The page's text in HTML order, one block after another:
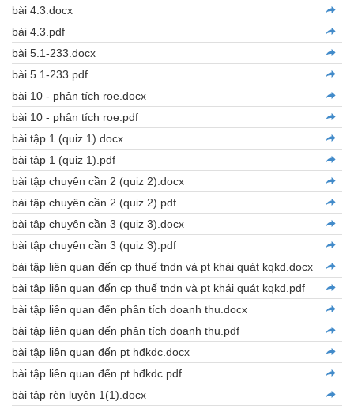
bài 4.3.docx
bài 4.3.pdf
bài 5.1-233.docx
bài 5.1-233.pdf
bài 10 - phân tích roe.docx
bài 10 - phân tích roe.pdf
bài tập 1 (quiz 1).docx
bài tập 1 (quiz 1).pdf
bài tập chuyên cần 2 (quiz 2).docx
bài tập chuyên cần 2 (quiz 2).pdf
bài tập chuyên cần 3 (quiz 3).docx
bài tập chuyên cần 3 (quiz 3).pdf
bài tập liên quan đến cp thuế tndn và pt khái quát kqkd.docx
bài tập liên quan đến cp thuế tndn và pt khái quát kqkd.pdf
bài tập liên quan đến phân tích doanh thu.docx
bài tập liên quan đến phân tích doanh thu.pdf
bài tập liên quan đến pt hđkdc.docx
bài tập liên quan đến pt hđkdc.pdf
bài tập rèn luyện 1(1).docx